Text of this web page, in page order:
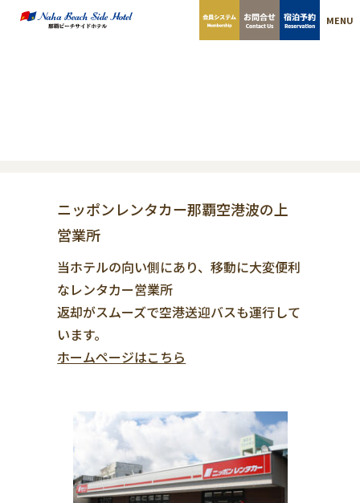
MENU
ニッポンレンタカー那覇空港波の上
営業所
当ホテルの向い側にあり、移動に大変便利
なレンタカー営業所
返却がスムーズで空港送迎バスも運行して
います。
ホームページはこちら